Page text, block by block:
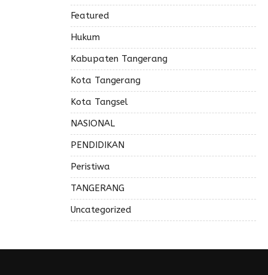
Featured
Hukum
Kabupaten Tangerang
Kota Tangerang
Kota Tangsel
NASIONAL
PENDIDIKAN
Peristiwa
TANGERANG
Uncategorized